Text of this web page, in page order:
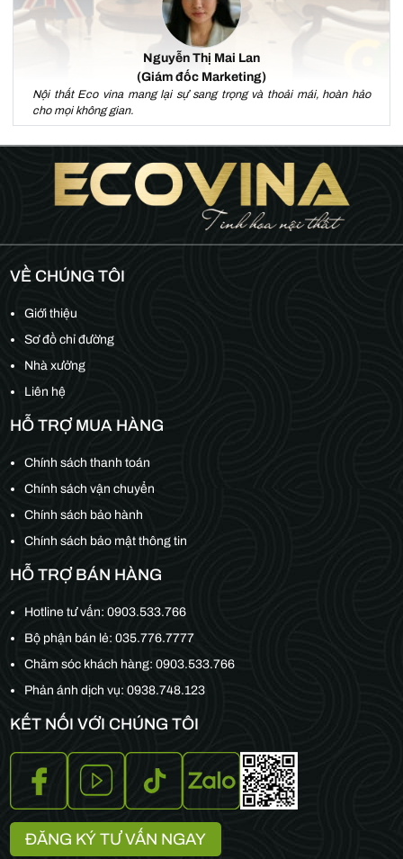
Nguyễn Thị Mai Lan
(Giám đốc Marketing)
Nội thất Eco vina mang lại sự sang trọng và thoải mái, hoàn hảo
cho mọi không gian.
VỀ CHÚNG TÔI
Giới thiệu
Sơ đồ chỉ đường
Nhà xưởng
Liên hệ
HỖ TRỢ MUA HÀNG
Chính sách thanh toán
Chính sách vận chuyển
Chính sách bảo hành
Chính sách bảo mật thông tin
HỖ TRỢ BÁN HÀNG
Hotline tư vấn:0903.533.766
Bộ phận bán lẻ:035.776.7777
Chăm sóc khách hàng:0903.533.766
Phản ánh dịch vụ: 0938.748.123
KẾT NỐI VỚI CHÚNG TÔI
ĐĂNG KÝ TƯ VẤN NGAY